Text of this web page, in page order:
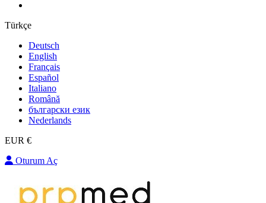
Türkçe
Deutsch
English
Français
Español
Italiano
Română
български език
Nederlands
EUR €
Oturum Aç